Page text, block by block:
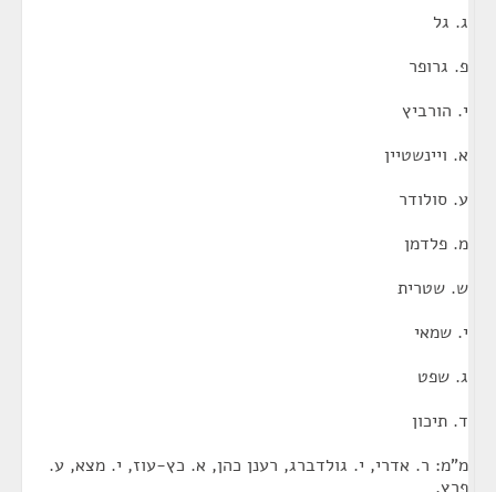
ג. גל
פ. גרופר
י. הורביץ
א. ויינשטיין
ע. סולודר
מ. פלדמן
ש. שטרית
י. שמאי
ג. שפט
ד. תיכון
מ"מ: ר. אדרי, י. גולדברג, רענן כהן, א. כץ-עוז, י. מצא, ע.